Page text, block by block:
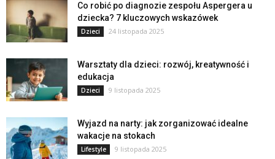
Co robić po diagnozie zespołu Aspergera u
dziecka? 7 kluczowych wskazówek
Dzieci 24 listopada 2025
Warsztaty dla dzieci: rozwój, kreatywność i
edukacja
Dzieci 9 listopada 2025
Wyjazd na narty: jak zorganizować idealne
wakacje na stokach
Lifestyle 9 listopada 2025